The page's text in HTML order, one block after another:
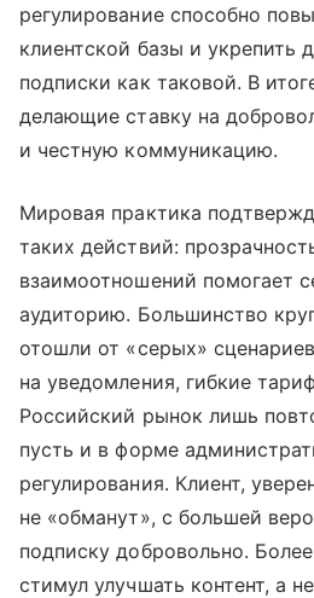
регулирование способно
клиентской базы и укрепить
подписки как таковой. В
делающие ставку на
и честную коммуникацию.
Мировая практика
таких действий:
взаимоотношений помогает
аудиторию. Большинство
отошли от «серых»
на уведомления, гибкие
Российский рынок лишь
пусть и в форме
регулирования. Клиент,
не «обманут», с большей
подписку добровольно.
стимул улучшать контент, а